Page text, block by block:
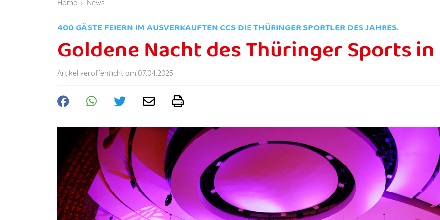
Home News
400 GÄSTE FEIERN IM AUSVERKAUFTEN CCS DIE THÜRINGER SPORTLER DES JAHRES.
Goldene Nacht des Thüringer Sports
Artikel veröffentlicht am 07.04.2025